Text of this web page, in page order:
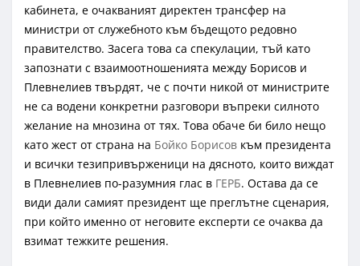
кабинета, е очакваният директен трансфер на
министри от служебното към бъдещото редовно
правителство. Засега това са спекулации, тъй като
запознати с взаимоотношенията между Борисов и
Плевнелиев твърдят, че с почти никой от министрите
не са водени конкретни разговори въпреки силното
желание на мнозина от тях. Това обаче би било нещо
като жест от страна на Бойко Борисов към президента
и всички тезипривърженици на дясното, които виждат
в Плевнелиев по-разумния глас в ГЕРБ. Остава да се
види дали самият президент ще преглътне сценария,
при който именно от неговите експерти се очаква да
взимат тежките решения.